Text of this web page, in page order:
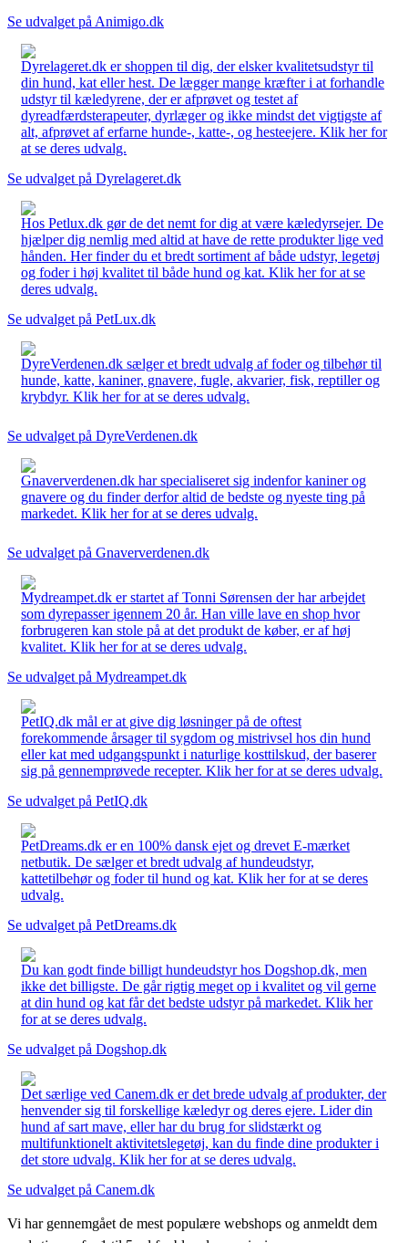
Se udvalget på Animigo.dk
Dyrelageret.dk er shoppen til dig, der elsker kvalitetsudstyr til
din hund, kat eller hest. De lægger mange kræfter i at forhandle
udstyr til kæledyrene, der er afprøvet og testet af
dyreadfærdsterapeuter, dyrlæger og ikke mindst det vigtigste af
alt, afprøvet af erfarne hunde-, katte-, og hesteejere. Klik her for
at se deres udvalg.
Se udvalget på Dyrelageret.dk
Hos Petlux.dk gør de det nemt for dig at være kæledyrsejer. De
hjælper dig nemlig med altid at have de rette produkter lige ved
hånden. Her finder du et bredt sortiment af både udstyr, legetøj
og foder i høj kvalitet til både hund og kat. Klik her for at se
deres udvalg.
Se udvalget på PetLux.dk
DyreVerdenen.dk sælger et bredt udvalg af foder og tilbehør til
hunde, katte, kaniner, gnavere, fugle, akvarier, fisk, reptiller og
krybdyr. Klik her for at se deres udvalg.
Se udvalget på DyreVerdenen.dk
Gnaververdenen.dk har specialiseret sig indenfor kaniner og
gnavere og du finder derfor altid de bedste og nyeste ting på
markedet. Klik her for at se deres udvalg.
Se udvalget på Gnaververdenen.dk
Mydreampet.dk er startet af Tonni Sørensen der har arbejdet
som dyrepasser igennem 20 år. Han ville lave en shop hvor
forbrugeren kan stole på at det produkt de køber, er af høj
kvalitet. Klik her for at se deres udvalg.
Se udvalget på Mydreampet.dk
PetIQ.dk mål er at give dig løsninger på de oftest
forekommende årsager til sygdom og mistrivsel hos din hund
eller kat med udgangspunkt i naturlige kosttilskud, der baserer
sig på gennemprøvede recepter. Klik her for at se deres udvalg.
Se udvalget på PetIQ.dk
PetDreams.dk er en 100% dansk ejet og drevet E-mærket
netbutik. De sælger et bredt udvalg af hundeudstyr,
kattetilbehør og foder til hund og kat. Klik her for at se deres
udvalg.
Se udvalget på PetDreams.dk
Du kan godt finde billigt hundeudstyr hos Dogshop.dk, men
ikke det billigste. De går rigtig meget op i kvalitet og vil gerne
at din hund og kat får det bedste udstyr på markedet. Klik her
for at se deres udvalg.
Se udvalget på Dogshop.dk
Det særlige ved Canem.dk er det brede udvalg af produkter, der
henvender sig til forskellige kæledyr og deres ejere. Lider din
hund af sart mave, eller har du brug for slidstærkt og
multifunktionelt aktivitetslegetøj, kan du finde dine produkter i
det store udvalg. Klik her for at se deres udvalg.
Se udvalget på Canem.dk
Vi har gennemgået de mest populære webshops og anmeldt dem